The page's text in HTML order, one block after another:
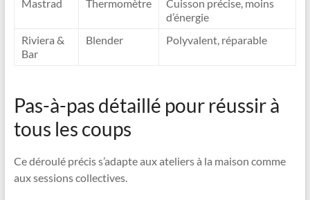
Mastrad Thermomètre
Cuisson précise, moins
d’énergie
Riviera &
Bar
Blender Polyvalent, réparable
Pas-à-pas détaillé pour réussir à
tous les coups
Ce déroulé précis s’adapte aux ateliers à la maison comme
aux sessions collectives.